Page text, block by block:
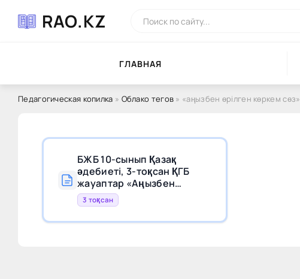
RAO.KZ
ГЛAВНAЯ
Педагогическая копилка » Облако тегов » «аңызбен өрілген көркем
БЖБ 10-сынып Қазақ
әдебиеті, 3-тоқсан ҚГБ
жауаптар «Аңызбен
өрілген көркем сөз»
3 тоқсан